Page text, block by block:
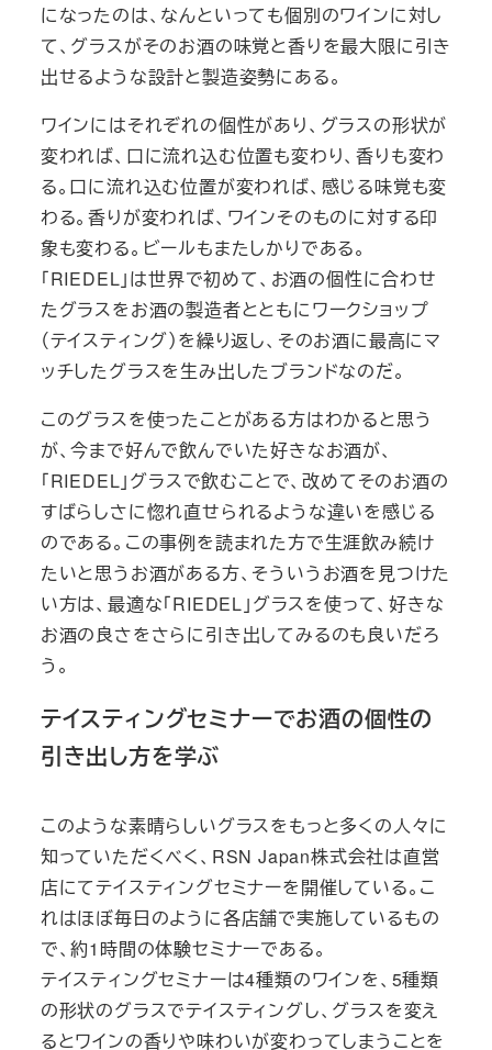
になったのは、なんといっても個別のワインに対し
て、グラスがそのお酒の味覚と香りを最大限に引き
出せるような設計と製造姿勢にある。
ワインにはそれぞれの個性があり、グラスの形状が
変われば、口に流れ込む位置も変わり、香りも変わ
る。口に流れ込む位置が変われば、感じる味覚も変
わる。香りが変われば、ワインそのものに対する印
象も変わる。ビールもまたしかりである。
「RIEDEL」は世界で初めて、お酒の個性に合わせ
たグラスをお酒の製造者とともにワークショップ
（テイスティング）を繰り返し、そのお酒に最高にマ
ッチしたグラスを生み出したブランドなのだ。
このグラスを使ったことがある方はわかると思う
が、今まで好んで飲んでいた好きなお酒が、
「RIEDEL」グラスで飲むことで、改めてそのお酒の
すばらしさに惚れ直せられるような違いを感じる
のである。この事例を読まれた方で生涯飲み続け
たいと思うお酒がある方、そういうお酒を見つけた
い方は、最適な「RIEDEL」グラスを使って、好きな
お酒の良さをさらに引き出してみるのも良いだろ
う。
テイスティングセミナーでお酒の個性の
引き出し方を学ぶ
このような素晴らしいグラスをもっと多くの人々に
知っていただくべく、RSN Japan株式会社は直営
店にてテイスティングセミナーを開催している。こ
れはほぼ毎日のように各店舗で実施しているもの
で、約1時間の体験セミナーである。
テイスティングセミナーは4種類のワインを、5種類
の形状のグラスでテイスティングし、グラスを変え
るとワインの香りや味わいが変わってしまうことを